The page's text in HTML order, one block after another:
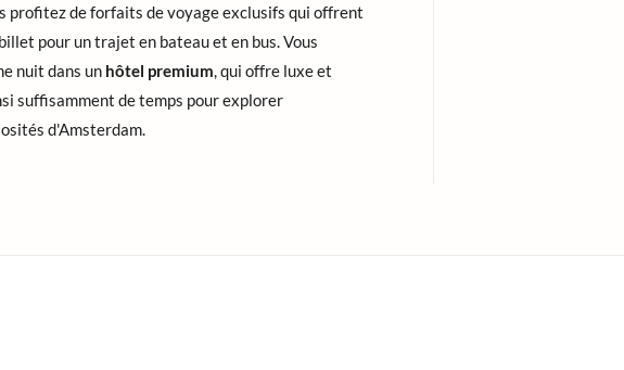
profitez de forfaits de voyage exclusifs qui offrent
pour un trajet en bateau et en bus. Vous
nuit dans un hôtel premium, qui offre luxe et
suffisamment de temps pour explorer
d'Amsterdam.